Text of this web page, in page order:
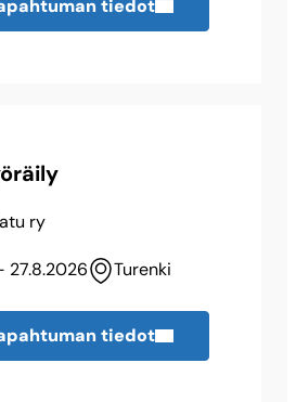
tiedot
ry
27.8.2026 Turenki
tiedot